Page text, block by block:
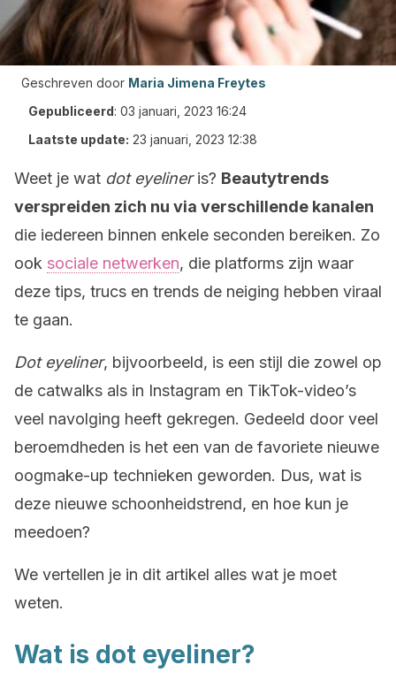
Geschreven door Maria Jimena Freytes
Gepubliceerd: 03 januari, 2023 16:24
Laatste update: 23 januari, 2023 12:38
Weet je wat dot eyelineris? Beautytrends
verspreiden zich nu via verschillende kanalen
die iedereen binnen enkele seconden bereiken. Zo
ook sociale netwerken, die platforms zijn waar
deze tips, trucs en trends de neiging hebben viraal
te gaan.
Dot eyeliner, bijvoorbeeld, is een stijl die zowel op
de catwalks als in Instagram en TikTok-video’s
veel navolging heeft gekregen. Gedeeld door veel
beroemdheden is het een van de favoriete nieuwe
oogmake-up technieken geworden. Dus, wat is
deze nieuwe schoonheidstrend, en hoe kun je
meedoen?
We vertellen je in dit artikel alles wat je moet
weten.
Wat is dot eyeliner?